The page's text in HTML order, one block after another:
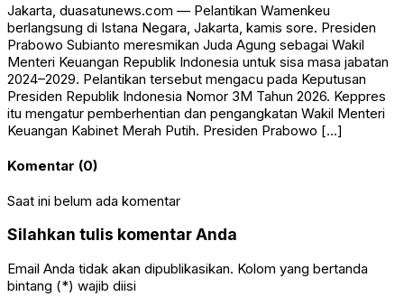
Jakarta, duasatunews.com — Pelantikan Wamenkeu
berlangsung di Istana Negara, Jakarta, kamis sore. Presiden
Prabowo Subianto meresmikan Juda Agung sebagai Wakil
Menteri Keuangan Republik Indonesia untuk sisa masa jabatan
2024–2029. Pelantikan tersebut mengacu pada Keputusan
Presiden Republik Indonesia Nomor 3M Tahun 2026. Keppres
itu mengatur pemberhentian dan pengangkatan Wakil Menteri
Keuangan Kabinet Merah Putih. Presiden Prabowo […]
Komentar (0)
Saat ini belum ada komentar
Silahkan tulis komentar Anda
Email Anda tidak akan dipublikasikan. Kolom yang bertanda
bintang (*) wajib diisi